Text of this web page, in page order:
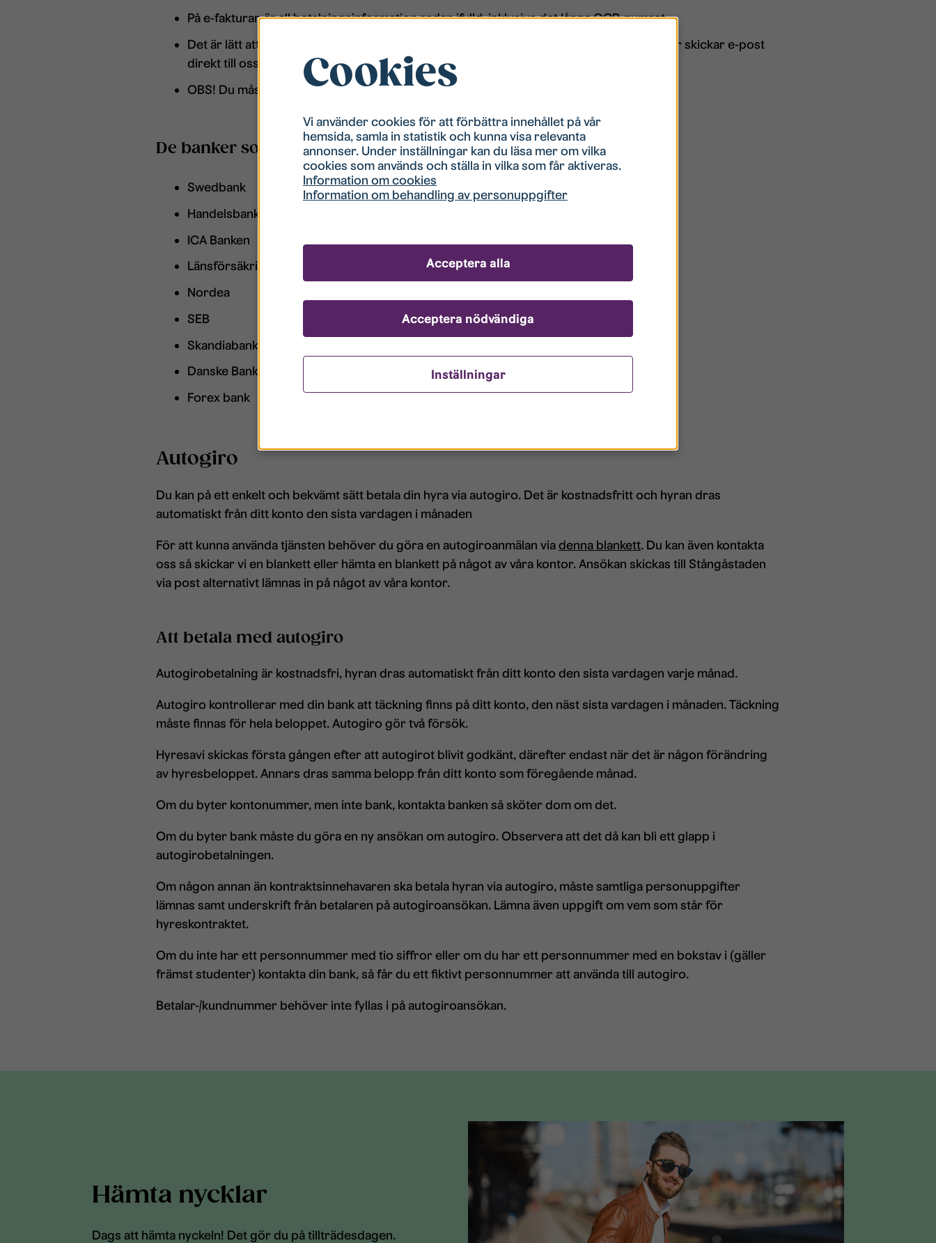
På e-fakturan är all betalningsinformation redan ifylld, inklusive det långa OCR-numret.
Det är lätt att kontakta oss via e-fakturan. Du klickar dig enkelt vidare till vår hemsida eller skickar e-post
direkt till oss.
OBS! Du måste stå för hyresavtalet hos oss för att kunna använda tjänsten e-faktura.
De banker som är anslutna till E-faktura är:
Swedbank
Handelsbanken
ICA Banken
Länsförsäkringar Bank
Nordea
SEB
Skandiabanken
Danske Bank
Forex bank
Autogiro
Du kan på ett enkelt och bekvämt sätt betala din hyra via autogiro. Det är kostnadsfritt och hyran dras
automatiskt från ditt konto den sista vardagen i månaden
F​ör att kunna använda tjänsten behöver du göra en autogiroanmälan viadenna blankett.​ Du kan även konta​​​​kta ​​
oss så skickar vi en blankett eller hämta en blankett på något av våra kontor. Ansökan skickas till Stångåstaden
via post alternativt lämnas in på något av våra kontor.​
Att betala med autogiro
Autogirobetalning är kostnadsfri, hyran dras automatiskt från ditt konto den sista vardagen varje månad.
Autogiro kontrollerar med din bank att täckning finns på ditt konto, den näst sista vardagen i månaden. Täckning
måste finnas för hela beloppet. Autogiro gör två försök.
Hyresavi skickas första gången efter att autogirot blivit godkänt, därefter endast när det är någon förändring
av hyresbeloppet. Annars dras samma belopp från ditt konto som föregående månad.
Om du byter kontonummer, men inte bank, kontakta banken så sköter dom om det.
Om du byter bank måste du göra en ny ansökan om autogiro. Observera att det då kan bli ett glapp i
autogirobetalningen.
Om någon annan än kontraktsinnehavaren ska betala hyran via autogiro, måste samtliga personuppgifter
lämnas samt underskrift från betalaren på autogiroansökan. Lämna även uppgift om vem som står för
hyreskontraktet.
Om du inte har ett personnummer med tio siffror eller om du har ett personnummer med en bokstav i (gäller
främst studenter) kontakta din bank, så får du ett fiktivt personnummer att använda till autogiro.
Betalar-/kundnummer behöver inte fyllas i på autogiroansökan.
Hämta nycklar
Dags att hämta nyckeln! Det gör du på tillträdesdagen.
Cookies
Vi använder cookies för att förbättra innehållet på vår
hemsida, samla in statistik och kunna visa relevanta
annonser. Under inställningar kan du läsa mer om vilka
cookies som används och ställa in vilka som får aktiveras.
Information om cookies
Information om behandling av personuppgifter
Inställningar
Acceptera nödvändiga
Acceptera alla